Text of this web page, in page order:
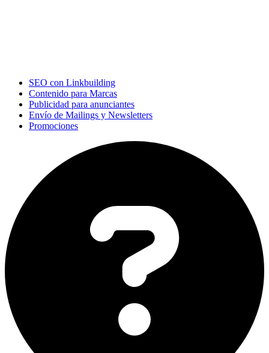
SEO con Linkbuilding
Contenido para Marcas
Publicidad para anunciantes
Envío de Mailings y Newsletters
Promociones